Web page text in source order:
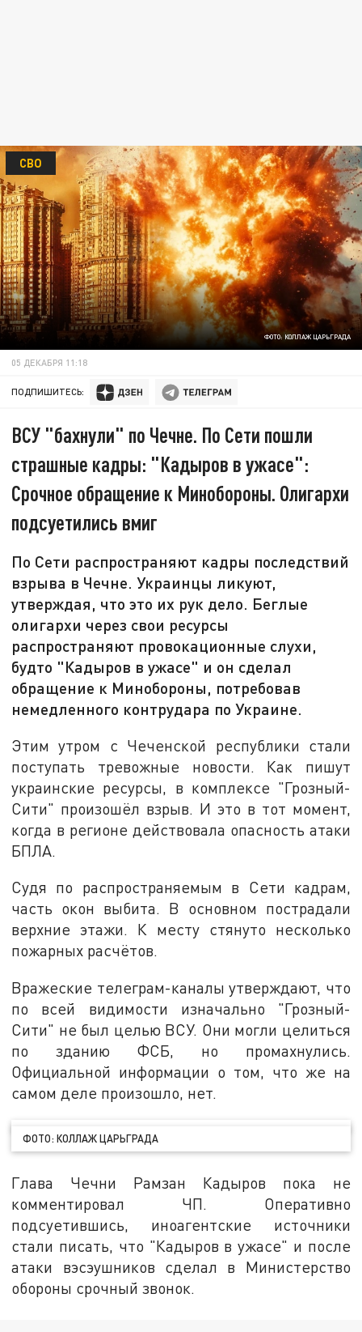
ФОТО: КОЛЛАЖ ЦАРЬГРАДА
СВО
05 ДЕКАБРЯ 11:18
ПОДПИШИТЕСЬ:
ВСУ "бахнули" по Чечне. По Сети пошли
страшные кадры: "Кадыров в ужасе":
Срочное обращение к Минобороны. Олигархи
подсуетились вмиг
По Сети распространяют кадры последствий
взрыва в Чечне. Украинцы ликуют,
утверждая, что это их рук дело. Беглые
олигархи через свои ресурсы
распространяют провокационные слухи,
будто "Кадыров в ужасе" и он сделал
обращение к Минобороны, потребовав
немедленного контрудара по Украине.
Этим утром с Чеченской республики стали
поступать тревожные новости. Как пишут
украинские ресурсы, в комплексе "Грозный-
Сити" произошёл взрыв. И это в тот момент,
когда в регионе действовала опасность атаки
БПЛА.
Судя по распространяемым в Сети кадрам,
часть окон выбита. В основном пострадали
верхние этажи. К месту стянуто несколько
пожарных расчётов.
Вражеские телеграм-каналы утверждают, что
по всей видимости изначально "Грозный-
Сити" не был целью ВСУ. Они могли целиться
по зданию ФСБ, но промахнулись.
Официальной информации о том, что же на
самом деле произошло, нет.
ФОТО: КОЛЛАЖ ЦАРЬГРАДА
Глава Чечни Рамзан Кадыров пока не
комментировал ЧП. Оперативно
подсуетившись, иноагентские источники
стали писать, что "Кадыров в ужасе" и после
атаки вэсэушников сделал в Министерство
обороны срочный звонок.